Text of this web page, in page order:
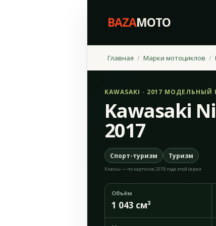
BAZAMOTO
Главная Марки мотоциклов
KAWASAKI · 2017 МОДЕЛЬНЫЙ
Kawasaki
2017
Спорт-туризм Туризм
Классы — по карточке 2018 года этой серии
Объём
1 043 см³